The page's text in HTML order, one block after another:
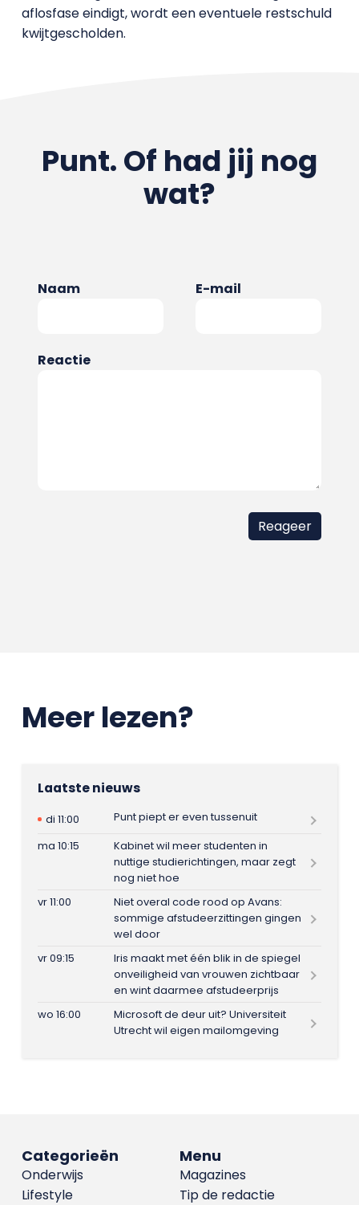
aflosfase eindigt, wordt een eventuele restschuld
kwijtgescholden.
Punt. Of had jij nog
wat?
Naam E-mail
Reactie
Meer lezen?
Laatste nieuws
di 11:00
Punt piept er even tussenuit
ma 10:15
Kabinet wil meer studenten in
nuttige studierichtingen, maar zegt
nog niet hoe
vr 11:00
Niet overal code rood op Avans:
sommige afstudeerzittingen gingen
wel door
vr 09:15
Iris maakt met één blik in de spiegel
onveiligheid van vrouwen zichtbaar
en wint daarmee afstudeerprijs
wo 16:00
Microsoft de deur uit? Universiteit
Utrecht wil eigen mailomgeving
Menu
Magazines
Tip de redactie
Categorieën
Onderwijs
Lifestyle